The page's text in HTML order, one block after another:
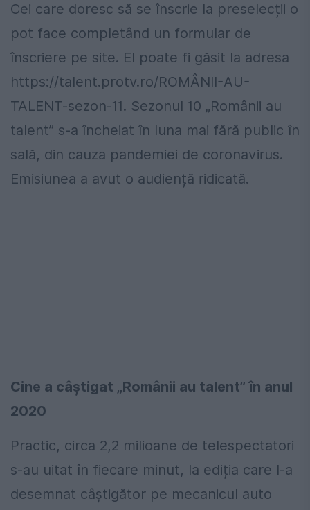
Cei care doresc să se înscrie la preselecții o
pot face completând un formular de
înscriere pe site. El poate fi găsit la adresa
https://talent.protv.ro/ROMÂNII-AU-
TALENT-sezon-11. Sezonul 10 „Românii au
talent” s-a încheiat în luna mai fără public în
sală, din cauza pandemiei de coronavirus.
Emisiunea a avut o audiență ridicată.
Cine a câștigat „Românii au talent” în anul
2020
Practic, circa 2,2 milioane de telespectatori
s-au uitat în fiecare minut, la ediția care l-a
desemnat câștigător pe mecanicul auto